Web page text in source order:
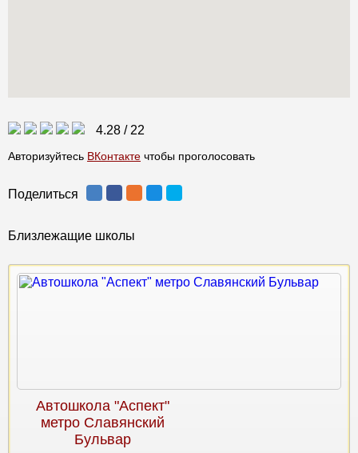
4.28 / 22
Авторизуйтесь ВКонтакте чтобы проголосовать
Поделиться
Близлежащие школы
Автошкола "Аспект"
метро Славянский
Бульвар